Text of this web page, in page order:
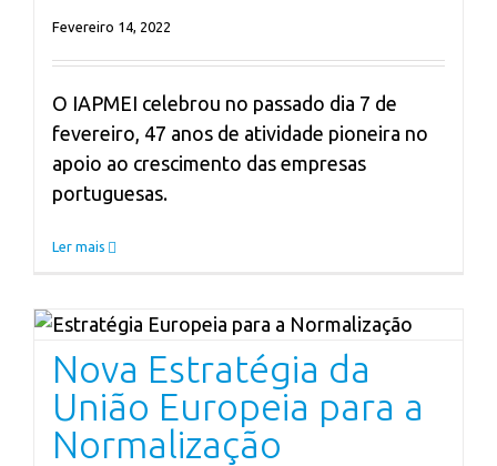
Fevereiro 14, 2022
O IAPMEI celebrou no passado dia 7 de
fevereiro, 47 anos de atividade pioneira no
apoio ao crescimento das empresas
portuguesas.
Ler mais
Normalização
Sabia Q
Nova Estratégia da
União Europeia para a
Normalização